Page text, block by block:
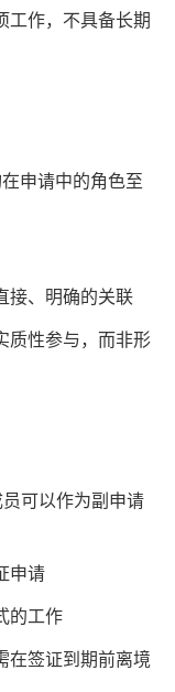
工作，不具备长期
申请中的角色至
接、明确的关联
质性参与，而非形
可以作为副申请
申请
的工作
在签证到期前离境